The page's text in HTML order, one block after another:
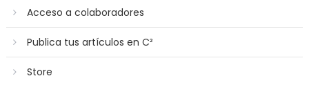
Acceso a colaboradores
Publica tus artículos en C²
Store